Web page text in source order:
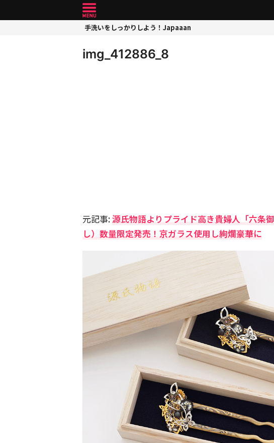
手洗いをしっかりしよう！Japaaan
img_412886_8
元記事:源氏物語よりプライド高き貴婦人「六条
し）数量限定発売！京ガラス使用し絢爛豪華に